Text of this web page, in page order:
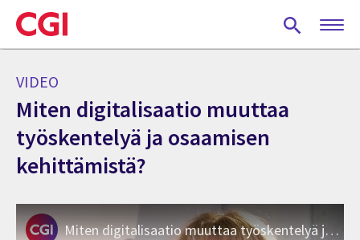
Skip
to
main
VIDEO
Miten digitalisaatio muuttaa
työskentelyä ja osaamisen
kehittämistä?
Miten digitalisaatio muuttaa työskentelyä ja osaamisen kehittämistä?